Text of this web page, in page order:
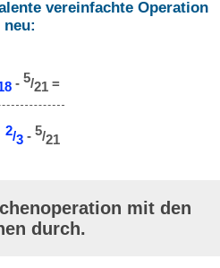
vereinfachte Operation
neu:
- 5/21 =
2/3 - 5/21
mit den
durch.